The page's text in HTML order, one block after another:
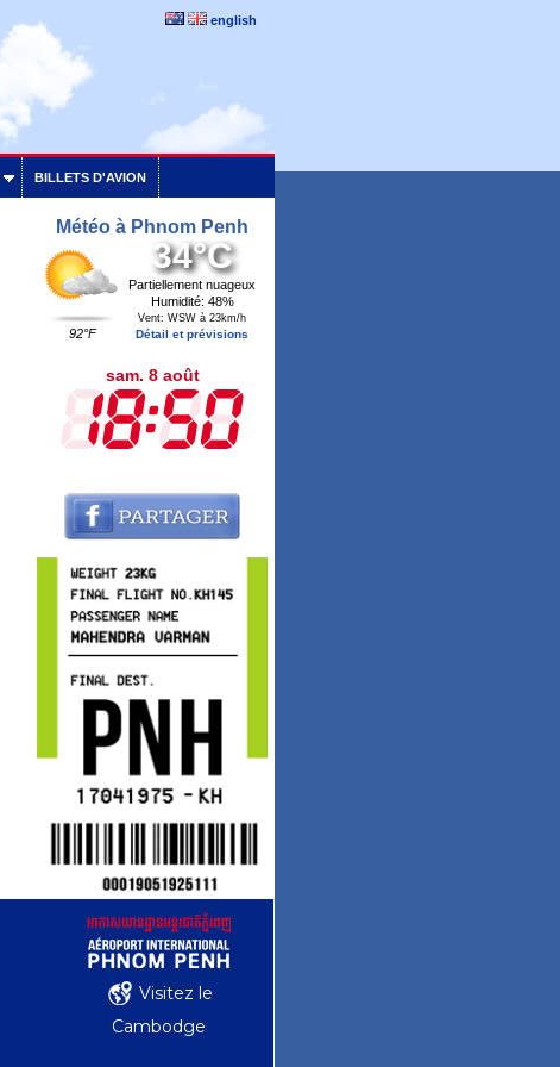
english
BILLETS D'AVION
Météo à Phnom Penh
92°F
34°C
Partiellement nuageux
Humidité: 48%
Vent: WSW à 23km/h
Détail et prévisions
sam. 8 août
Visitez le
Cambodge